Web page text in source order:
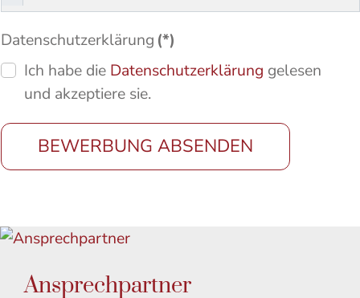
Datenschutzerklärung (*)
Ich habe die Datenschutzerklärung gelesen
und akzeptiere sie.
BEWERBUNG ABSENDEN
Ansprechpartner